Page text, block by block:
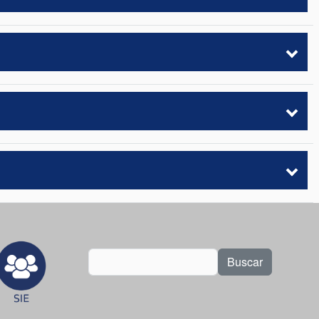
Buscar